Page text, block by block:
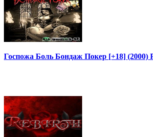
Госпожа Боль Бондаж Покер [+18] (2000)